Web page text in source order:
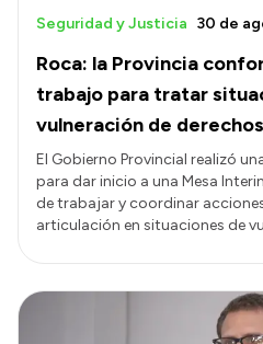
Roca: la Provincia
trabajo para tratar
vulneración de derechos
Seguridad y Justicia 30 de
El Gobierno Provincial realizó
para dar inicio a una Mesa
de trabajar y coordinar
articulación en situaciones de